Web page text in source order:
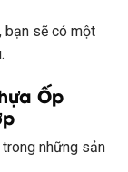
bạn sẽ có một
Ốp
những sản